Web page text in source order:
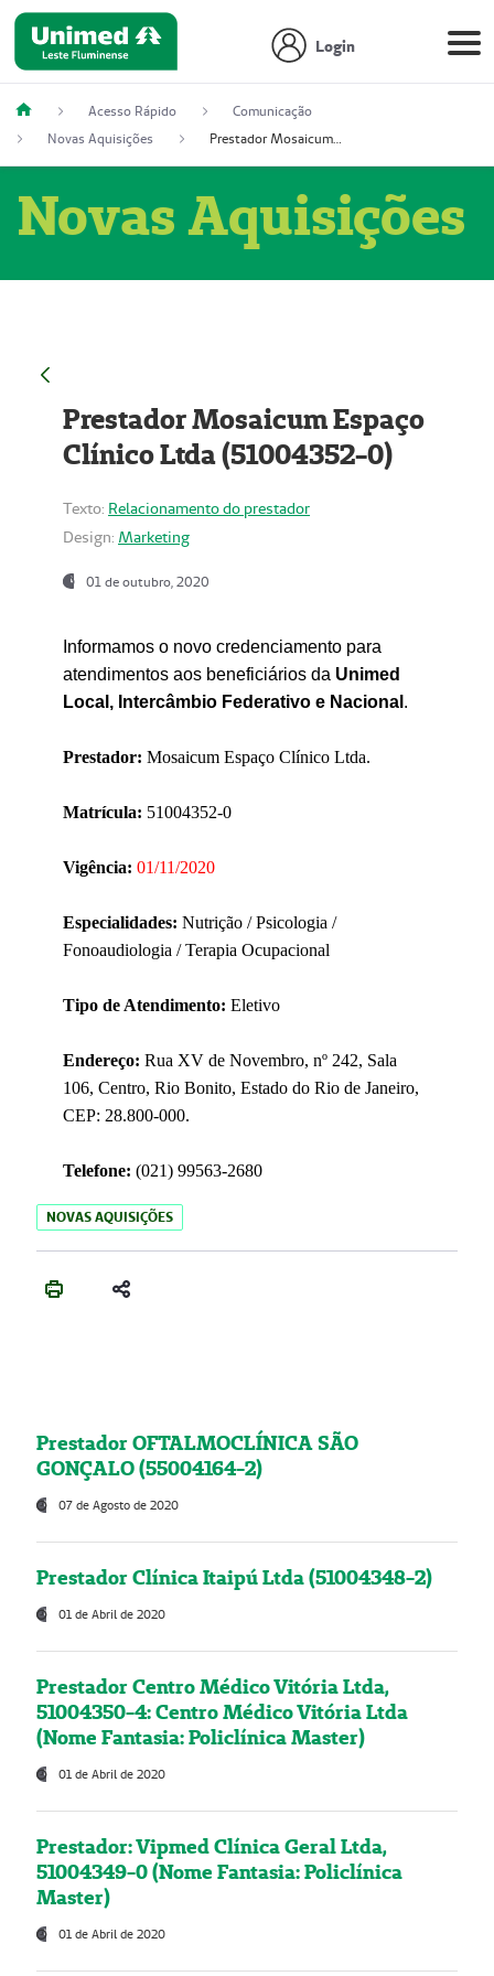
Login
Acesso Rápido
Comunicação
Novas Aquisições
Prestador Mosaicum Espaço Clínico Ltda (51004352-0)
Novas Aquisições
Prestador Mosaicum Espaço
Clínico Ltda (51004352-0)
Texto: Relacionamento do prestador
Design: Marketing
01 de outubro, 2020
Informamos o novo credenciamento para
atendimentos aos beneficiários da Unimed
Local, Intercâmbio Federativo e Nacional .
Prestador: Mosaicum Espaço Clínico Ltda.
Matrícula: 51004352-0
Vigência: 01/11/2020
Especialidades: Nutrição / Psicologia /
Fonoaudiologia / Terapia Ocupacional
Tipo de Atendimento: Eletivo
Endereço: Rua XV de Novembro, nº 242, Sala
106, Centro, Rio Bonito, Estado do Rio de Janeiro,
CEP: 28.800-000.
Telefone: (021) 99563-2680
NOVAS AQUISIÇÕES
Prestador OFTALMOCLÍNICA SÃO
GONÇALO (55004164-2)
07 de Agosto de 2020
Prestador Clínica Itaipú Ltda (51004348-2)
01 de Abril de 2020
Prestador Centro Médico Vitória Ltda,
51004350-4: Centro Médico Vitória Ltda
(Nome Fantasia: Policlínica Master)
01 de Abril de 2020
Prestador: Vipmed Clínica Geral Ltda,
51004349-0 (Nome Fantasia: Policlínica
Master)
01 de Abril de 2020